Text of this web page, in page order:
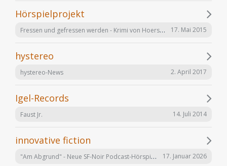
Hörspielprojekt
Fressen und gefressen werden - Krimi von Hoerspielprojekt.de 17. Mai 2015
hystereo
hystereo-News 2. April 2017
Igel-Records
Faust Jr. 14. Juli 2014
innovative fiction
"Am Abgrund" - Neue SF-Noir Podcast-Hörspielserie 17. Januar 2026